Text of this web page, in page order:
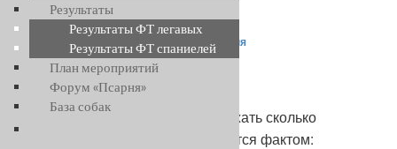
другом
Опубликовано 01.03.2019 Псарня
Введение
Лгуны и фанатики могут возражать сколько
угодно, но упрямый факт остается фактом:
Результаты
Результаты ФТ легавых
Результаты ФТ спаниелей
План мероприятий
Форум «Псарня»
База собак